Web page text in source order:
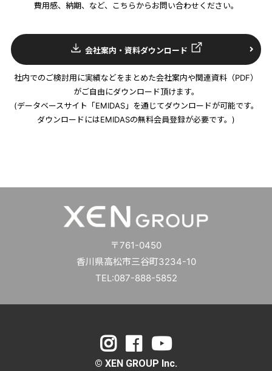
費用感、納期、など、こちらからお問い合わせください。
会社案内・資料ダウンロード
社内でのご検討用に実績などをまとめた会社案内や関連資料（PDF）
がご自由にダウンロード頂けます。
(データベースサイト「EMIDAS」を通じてダウンロードが可能です。
ダウンロードにはEMIDASの無料会員登録が必要です。)
〒761-0450
香川県高松市三谷町3234-10
TEL:087-888-5852
© XEN GROUP Inc.